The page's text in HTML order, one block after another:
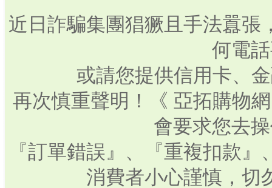
近日詐騙集團猖獗且手法囂張
何電
或請您提供信用卡、
再次慎重聲明！《 亞拓購物
會要求您去
『訂單錯誤』、『重複扣款
消費者小心謹慎，切